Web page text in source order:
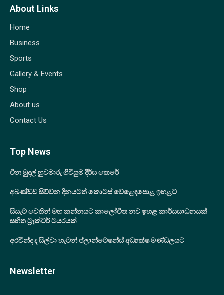
About Links
Home
Business
Sports
Gallery & Events
Shop
About us
Contact Us
Top News
චීන මුදල් හුවමාරු ගිවිසුම දීර්ඝ කෙරේ
අඛණ්ඩව සිව්වන දිනයටත් කොටස් වෙළෙඳපොළ ඉහළට
සියැට් වෙතින් මහ කන්නයට කාලෝචිත නව ඉහළ කාර්යසාධනයක්
සහිත ට්‍රැක්ටර් ටයරයක්
අරවින්ද ද සිල්වා හැටන් ප්ලාන්ටේෂන්ස් අධ්‍යක්ෂ මණ්ඩලයට
Newsletter